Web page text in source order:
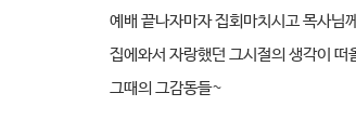
예배 끝나자마자 집회마치시고 목사님
집에와서 자랑했던 그시절의 생각이 떠
그때의 그감동들~